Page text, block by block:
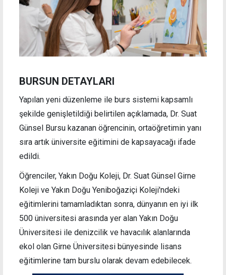
BURSUN DETAYLARI
Yapılan yeni düzenleme ile burs sistemi kapsamlı
şekilde genişletildiği belirtilen açıklamada, Dr. Suat
Günsel Bursu kazanan öğrencinin, ortaöğretimin yanı
sıra artık üniversite eğitimini de kapsayacağı ifade
edildi.
Öğrenciler, Yakın Doğu Koleji, Dr. Suat Günsel Girne
Koleji ve Yakın Doğu Yeniboğaziçi Koleji'ndeki
eğitimlerini tamamladıktan sonra, dünyanın en iyi ilk
500 üniversitesi arasında yer alan Yakın Doğu
Üniversitesi ile denizcilik ve havacılık alanlarında
ekol olan Girne Üniversitesi bünyesinde lisans
eğitimlerine tam burslu olarak devam edebilecek.